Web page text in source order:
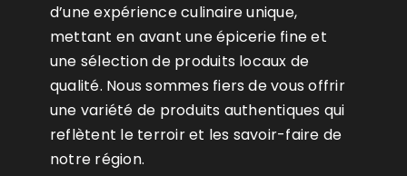
d’une expérience culinaire unique,
mettant en avant une épicerie fine et
une sélection de produits locaux de
qualité. Nous sommes fiers de vous offrir
une variété de produits authentiques qui
reflètent le terroir et les savoir-faire de
notre région.